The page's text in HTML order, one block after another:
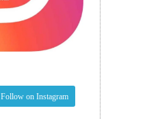
Follow on Instagram